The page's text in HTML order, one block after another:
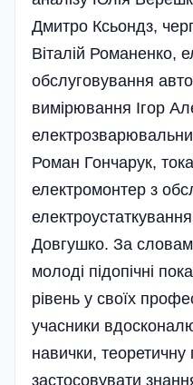
Дмитро Ксьондз,
Віталій Романенко,
обслуговування
вимірювання Ігор
Роман Гончарук,
електромонтер з
Довгушко. За
молоді підопічні
рівень у своїх
учасники
навички, теоретичну
застосовувати